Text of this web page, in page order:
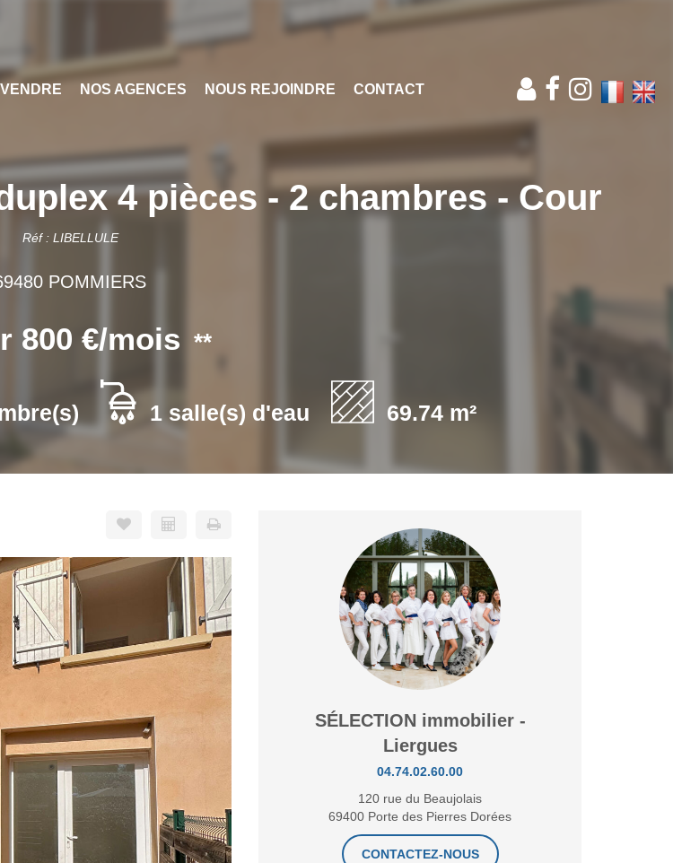
VENDRE NOS AGENCES NOUS REJOINDRE CONTACT
4 pièces - 2 chambres - Cour
Réf : LIBELLULE
POMMIERS
800 €/mois **
1 salle(s) d'eau 69.74 m²
SÉLECTION immobilier -
Liergues
04.74.02.60.00
120 rue du Beaujolais
69400 Porte des Pierres Dorées
CONTACTEZ-NOUS